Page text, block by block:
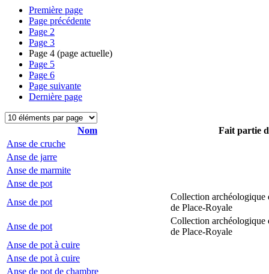
Première page
Page précédente
Page 2
Page 3
Page 4 (page actuelle)
Page 5
Page 6
Page suivante
Dernière page
Nom
Fait partie
Anse de cruche
Anse de jarre
Anse de marmite
Anse de pot
Anse de pot
Collection archéologique
de Place-Royale
Anse de pot
Collection archéologique
de Place-Royale
Anse de pot à cuire
Anse de pot à cuire
Anse de pot de chambre